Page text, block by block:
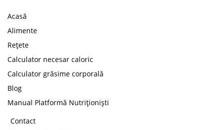
Acasă
Alimente
Rețete
Calculator necesar caloric
Calculator grăsime corporală
Blog
Manual Platformă Nutriționiști
Contact